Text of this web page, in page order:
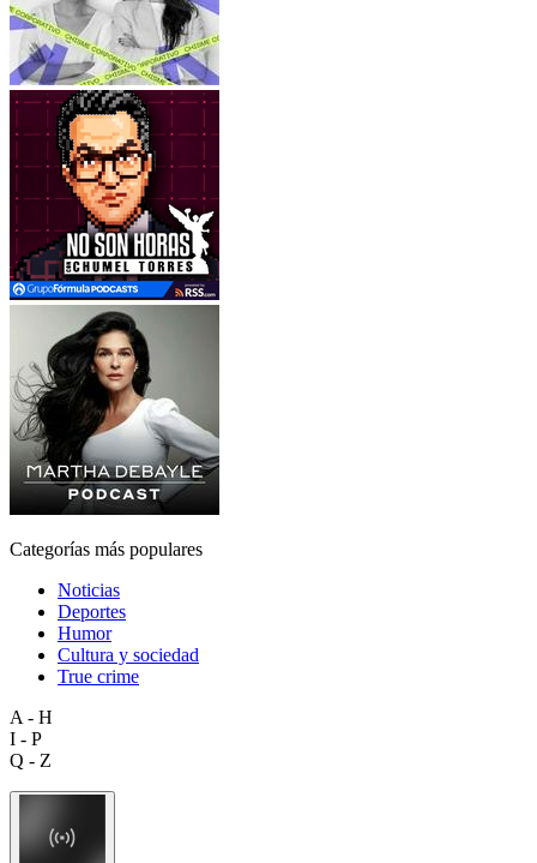
Categorías más populares
Noticias
Deportes
Humor
Cultura y sociedad
True crime
A - H
I - P
Q - Z